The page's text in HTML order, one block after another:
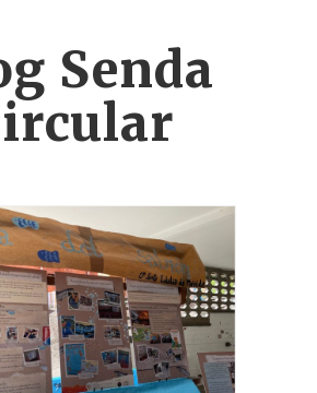
Senda